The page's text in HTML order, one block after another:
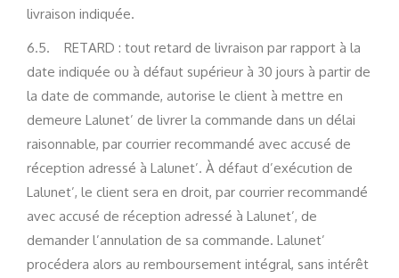
livraison indiquée.
6.5. RETARD : tout retard de livraison par rapport à la
date indiquée ou à défaut supérieur à 30 jours à partir de
la date de commande, autorise le client à mettre en
demeure Lalunet’ de livrer la commande dans un délai
raisonnable, par courrier recommandé avec accusé de
réception adressé à Lalunet’. À défaut d’exécution de
Lalunet’, le client sera en droit, par courrier recommandé
avec accusé de réception adressé à Lalunet’, de
demander l’annulation de sa commande. Lalunet’
procédera alors au remboursement intégral, sans intérêt